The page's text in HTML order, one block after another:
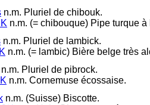
n.m. Pluriel de chibouk.
n.m. (= chibouque) Pipe turque à
n.m. Pluriel de lambick.
n.m. (= lambic) Bière belge très
n.m. Pluriel de pibrock.
n.m. Cornemuse écossaise.
n.m. (Suisse) Biscotte.